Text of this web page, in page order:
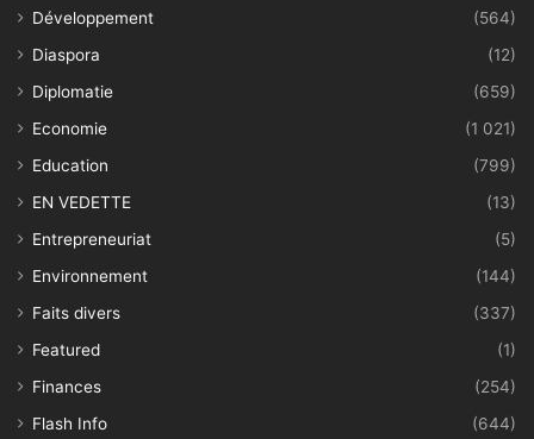
Développement
(564)
Diaspora
(12)
Diplomatie
(659)
Economie
(1 021)
Education
(799)
EN VEDETTE
(13)
Entrepreneuriat
(5)
Environnement
(144)
Faits divers
(337)
Featured
(1)
Finances
(254)
Flash Info
(644)